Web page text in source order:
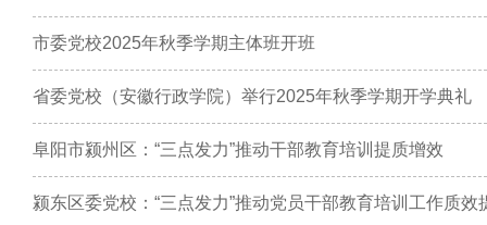
市委党校2025年秋季学期主体班开班
省委党校（安徽行政学院）举行2025年秋季学期开学典礼
阜阳市颍州区：“三点发力”推动干部教育培训提质增效
颍东区委党校：“三点发力”推动党员干部教育培训工作质效